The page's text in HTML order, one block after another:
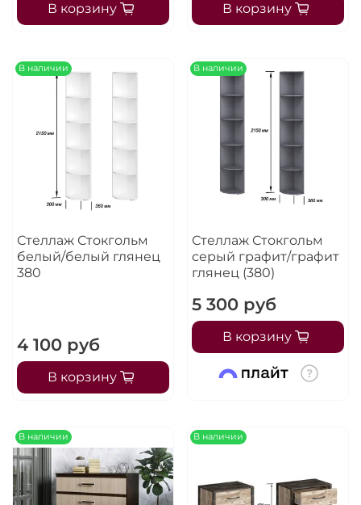
В корзину В корзину
В наличии
Стеллаж Стокгольм
белый/белый глянец
380
4 100 руб
В корзину
В наличии
Стеллаж Стокгольм
серый графит/графит
глянец (380)
5 300 руб
В корзину
В наличии В наличии